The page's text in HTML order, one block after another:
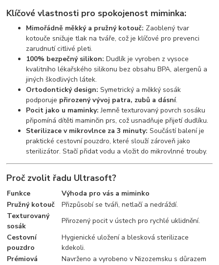
Klíčové vlastnosti pro spokojenost miminka:
Mimořádně měkký a pružný kotouč: Zaoblený tvar
kotouče snižuje tlak na tváře, což je klíčové pro prevenci
zarudnutí citlivé pleti.
100% bezpečný silikon: Dudlík je vyroben z vysoce
kvalitního lékařského silikonu bez obsahu BPA, alergenů a
jiných škodlivých látek.
Ortodontický design: Symetrický a měkký sosák
podporuje přirozený vývoj patra, zubů a dásní.
Pocit jako u maminky: Jemně texturovaný povrch sosáku
připomíná dítěti maminčin prs, což usnadňuje přijetí dudlíku.
Sterilizace v mikrovlnce za 3 minuty: Součástí balení je
praktické cestovní pouzdro, které slouží zároveň jako
sterilizátor. Stačí přidat vodu a vložit do mikrovlnné trouby.
Proč zvolit řadu Ultrasoft?
Funkce
Výhoda pro vás a miminko
Pružný kotouč
Přizpůsobí se tváři, netlačí a nedráždí.
Texturovaný
sosák
Přirozený pocit v ústech pro rychlé uklidnění.
Cestovní
pouzdro
Hygienické uložení a blesková sterilizace
kdekoli.
Prémiová
Navrženo a vyrobeno v Nizozemsku s důrazem